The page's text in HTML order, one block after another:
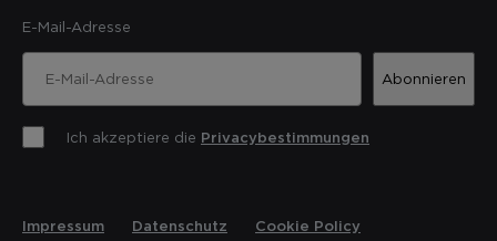
E-Mail-Adresse
Abonnieren
Ich akzeptiere die Privacybestimmungen
Impressum Datenschutz Cookie Policy